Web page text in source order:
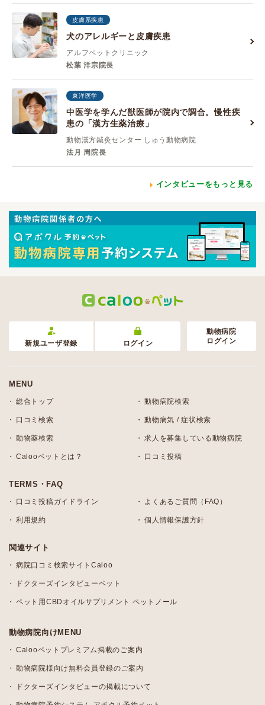
皮膚系疾患
犬のアレルギーと皮膚疾患
アルフペットクリニック
松葉 洋宗院長
東洋医学
中医学を学んだ獣医師が院内で調合。慢性疾
患の「漢方生薬治療」
動物漢方鍼灸センター しゅう動物病院
法月 周院長
インタビューをもっと見る
新規ユーザ登録 ログイン
動物病院
ログイン
MENU
総合トップ 動物病院検索
口コミ検索 動物病気 / 症状検索
動物薬検索 求人を募集している動物病院
Calooペットとは？ 口コミ投稿
TERMS・FAQ
口コミ投稿ガイドライン よくあるご質問（FAQ）
利用規約 個人情報保護方針
関連サイト
病院口コミ検索サイトCaloo
ドクターズインタビューペット
ペット用CBDオイルサプリメント ペットノール
動物病院向けMENU
Calooペットプレミアム掲載のご案内
動物病院様向け無料会員登録のご案内
ドクターズインタビューの掲載について